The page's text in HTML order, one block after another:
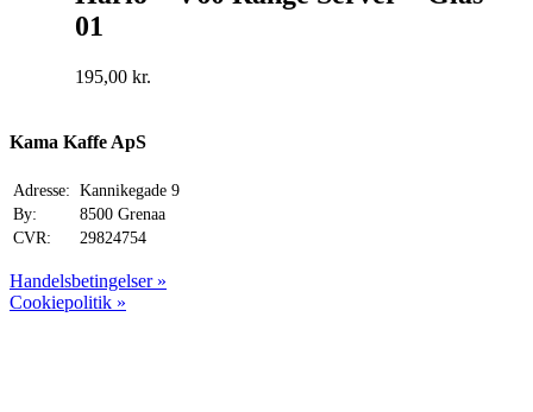
01
195,00 kr.
Kama Kaffe ApS
Adresse: Kannikegade 9
By:
8500 Grenaa
CVR:
29824754
Handelsbetingelser »
Cookiepolitik »